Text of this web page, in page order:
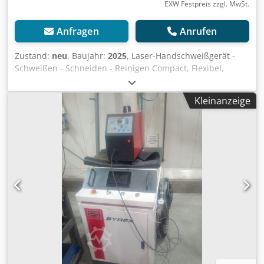
EXW Festpreis zzgl. MwSt.
Anfragen Anrufen
Zustand: neu, Baujahr: 2025, Laser-Handschweißgerät -
Schweißen - Schneiden - Reinigen Compact, Flexibel,
Einfache Handhabung •⁠ 2kw Geräte zum Schweißen bis
6mm Stahl, 5mm Edelstahl, 4mm Aluminium. •⁠ Unsere
Schweißgeräte verfügen alle über eine Wasserkühlung •⁠
⁠Industriegeräte für den Dauerbetrieb. •⁠ ⁠Doppeldraht-
Vorschubgerät für die Verwendung von bis zu 2x
Fülldrahtrollen bis á 15 Kg welche gleichzeitig oder einzeln
aktiviert werden können. Werden beide Drahtrollen
aktiviert wird die doppelte Menge an Draht gefördert
wodurch sehr große Nähte geschweißt werden können. •⁠
Inkl. Laserschutzbrille, Ersatzdüsen und Schutzgläser -
TECHNISCHE DATEN -Model: Revobotics 2KW LASER -
Schlauchpaket Länge: 10m -Laser Power: 2000W -Gewicht
total: 160kg -Sicherheit: Kontaktklemme -Drahtvorschub:
Ø0.8, 1.0, 1.2, 1.6, 2.0, 2.5mm (Doppeldrahtversion) -
Baustahl bis 6mm -Edelstahl bis 5mm -Aluminium bis
Kleinanzeige